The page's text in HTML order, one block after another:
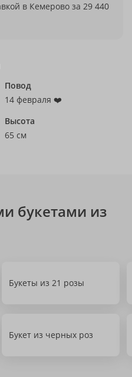
в Кемерово за 29 440
Повод
14 февраля ❤️
Высота
65 см
букетами из
Букеты из 21 розы
Букет из черных роз